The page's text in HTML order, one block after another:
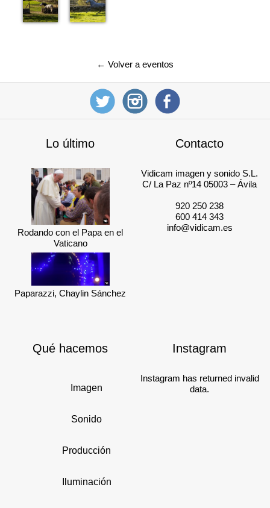
← Volver a eventos
Lo último
Rodando con el Papa en el
Vaticano
Paparazzi, Chaylin Sánchez
Contacto
Vidicam imagen y sonido S.L.
C/ La Paz nº14 05003 – Ávila
920 250 238
600 414 343
info@vidicam.es
Qué hacemos
Imagen
Sonido
Producción
Iluminación
Instagram
Instagram has returned invalid
data.